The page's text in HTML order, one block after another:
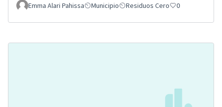
Emma Alari Pahissa Municipio Residuos Cero 0